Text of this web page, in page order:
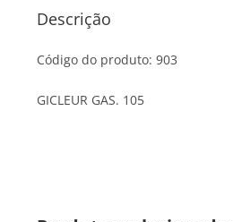
Descrição
Código do produto: 903
GICLEUR GAS. 105